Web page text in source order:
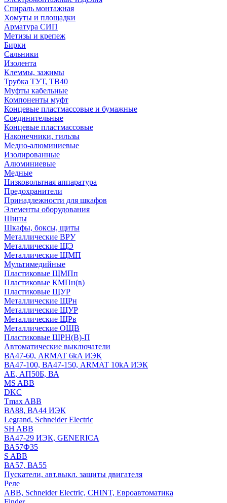
Спираль монтажная
Хомуты и площадки
Арматура СИП
Метизы и крепеж
Бирки
Сальники
Изолента
Клеммы, зажимы
Трубка ТУТ, ТВ40
Муфты кабельные
Компоненты муфт
Концевые пластмассовые и бумажные
Соединительные
Концевые пластмассовые
Наконечники, гильзы
Медно-алюминиевые
Изолированные
Алюминиевые
Медные
Низковольтная аппаратура
Предохранители
Принадлежности для шкафов
Элементы оборудования
Шины
Шкафы, боксы, щиты
Металлические ВРУ
Металлические ЩЭ
Металлические ЩМП
Мультимедийные
Пластиковые ЩМПп
Пластиковые КМПн(в)
Пластиковые ЩУР
Металлические ЩРн
Металлические ЩУР
Металлические ЩРв
Металлические ОЩВ
Пластиковые ЩРН(В)-П
Автоматические выключатели
ВА47-60, ARMAT 6kA ИЭК
ВА47-100, ВА47-150, ARMAT 10kA ИЭК
АЕ, АП50Б, ВА
MS ABB
DKC
Tmax ABB
ВА88, ВА44 ИЭК
Legrand, Schneider Electric
SH ABB
ВА47-29 ИЭК, GENERICA
ВА57Ф35
S ABB
ВА57, ВА55
Пускатели, авт.выкл. защиты двигателя
Реле
ABB, Schneider Electric, CHINT, Евроавтоматика